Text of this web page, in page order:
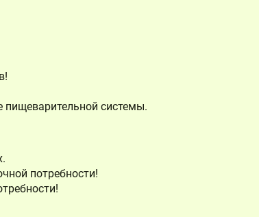
пищеварительной системы.
потребности!